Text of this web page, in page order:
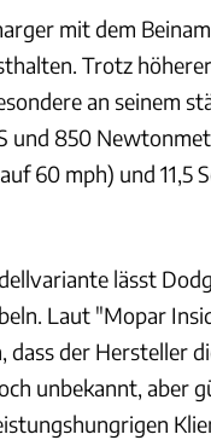
mit dem
Trotz
an seinem
und 850
60 mph) und 11,5
lässt
Laut "Mopar
der Hersteller
unbekannt, aber